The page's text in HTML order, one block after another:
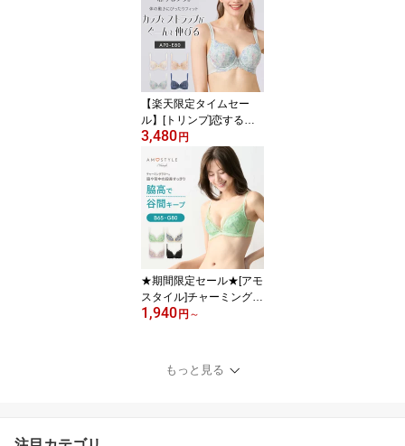
C,D,Eカップ】AMST514
WHU + Mini JX
【楽天限定タイムセー
ル】[トリンプ]恋するブ
ラ643 ブラジャー【A,B,
C,D,Eカップ】 TR643 W
HU 下着 レース 谷間 美
胸 ズレにくい 大きいサ
イズ ラージサイズ
3,480円
★期間限定セール★[アモ
スタイル]チャーミングラ
マー スリムライン Deep
ズ】AMST1499 WHU JX
脇高 谷間 美胸 大きいサ
1,940円 ～
もっと見る